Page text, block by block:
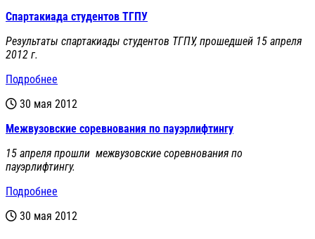
Спартакиада студентов ТГПУ
Результаты спартакиады студентов ТГПУ, прошедшей 15 апреля
2012 г.
Подробнее
30 мая 2012
Межвузовские соревнования по пауэрлифтингу
15 апреля прошли межвузовские соревнования по
пауэрлифтингу.
Подробнее
30 мая 2012